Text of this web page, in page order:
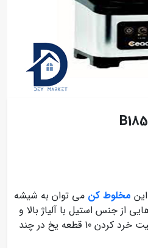
مخلوط کن می توان به شیشه
تیغه هایی از جنس استیل با آلیاژ بالا و
مستحکم، صفحه لمسی، قابلیت خرد کردن 10 قطعه یخ در چند